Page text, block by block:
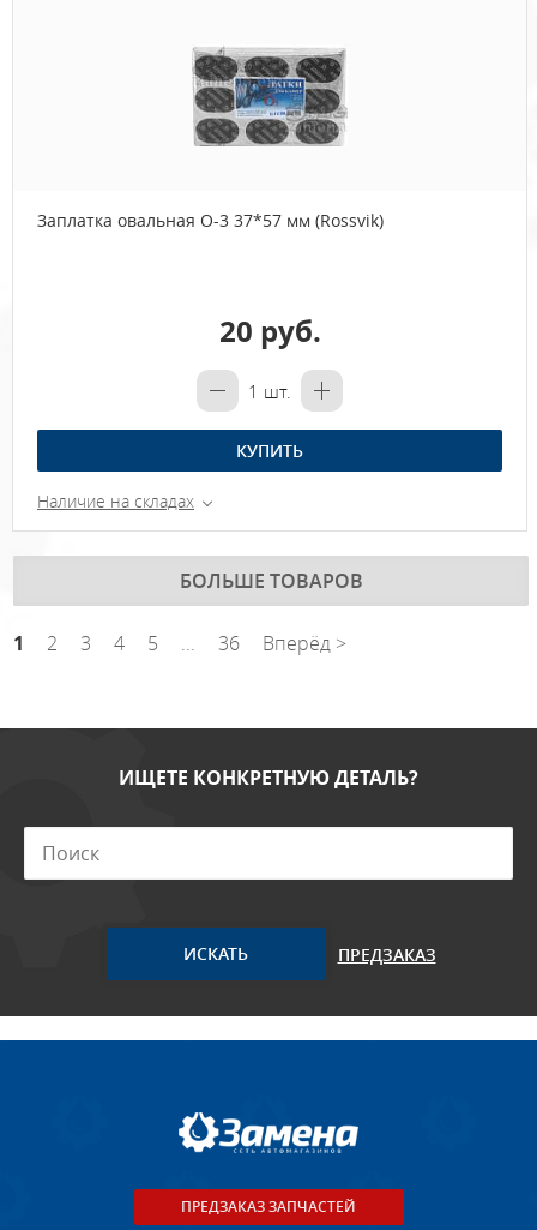
Заплатка овальная О-3 37*57 мм (Rossvik)
20 руб.
1 шт.
КУПИТЬ
Наличие на складах
БОЛЬШЕ ТОВАРОВ
1 2 3 4 5 ... 36 Вперёд >
ИЩЕТЕ КОНКРЕТНУЮ ДЕТАЛЬ?
ПРЕДЗАКАЗ
ПРЕДЗАКАЗ ЗАПЧАСТЕЙ